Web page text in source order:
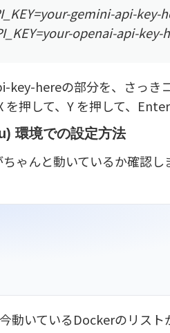
gemini-api-key-
openai-api-key-
hereの部分を、さっき
を押して、Y を押して、Enter
環境での設定方法
ゃんと動いているか確認
動いているDockerのリス